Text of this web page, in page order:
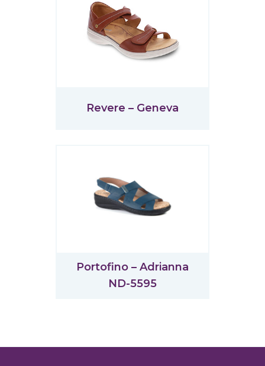
Revere – Geneva
Portofino – Adrianna
ND-5595